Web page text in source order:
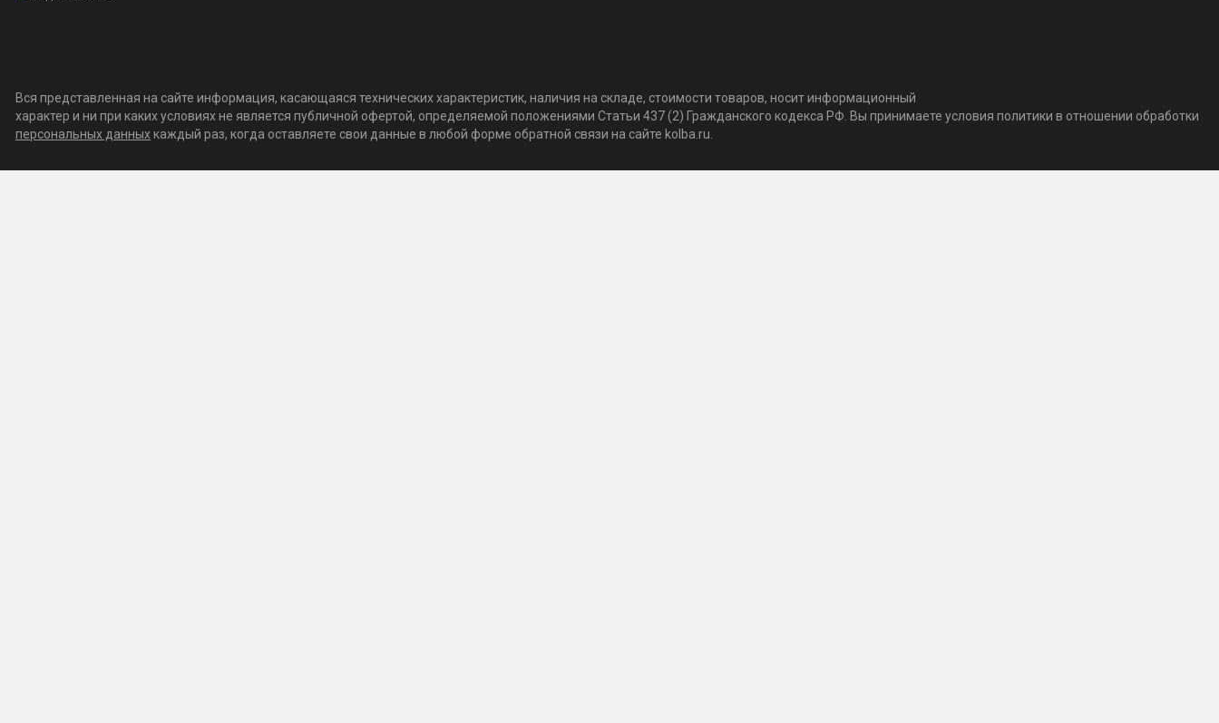
Вся представленная на сайте информация, касающаяся технических характеристик, наличия на складе, стоимости товаров, носит информационный
характер и ни при каких условиях не является публичной офертой, определяемой положениями Статьи 437 (2) Гражданского кодекса РФ. Вы принимаете условия политики в отношении обработки
персональных данныхкаждый раз, когда оставляете свои данные в любой форме обратной связи на сайте kolba.ru.